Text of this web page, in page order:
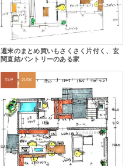
週末のまとめ買いもさくさく片付く、玄
関直結パントリーのある家
31坪 2LDK